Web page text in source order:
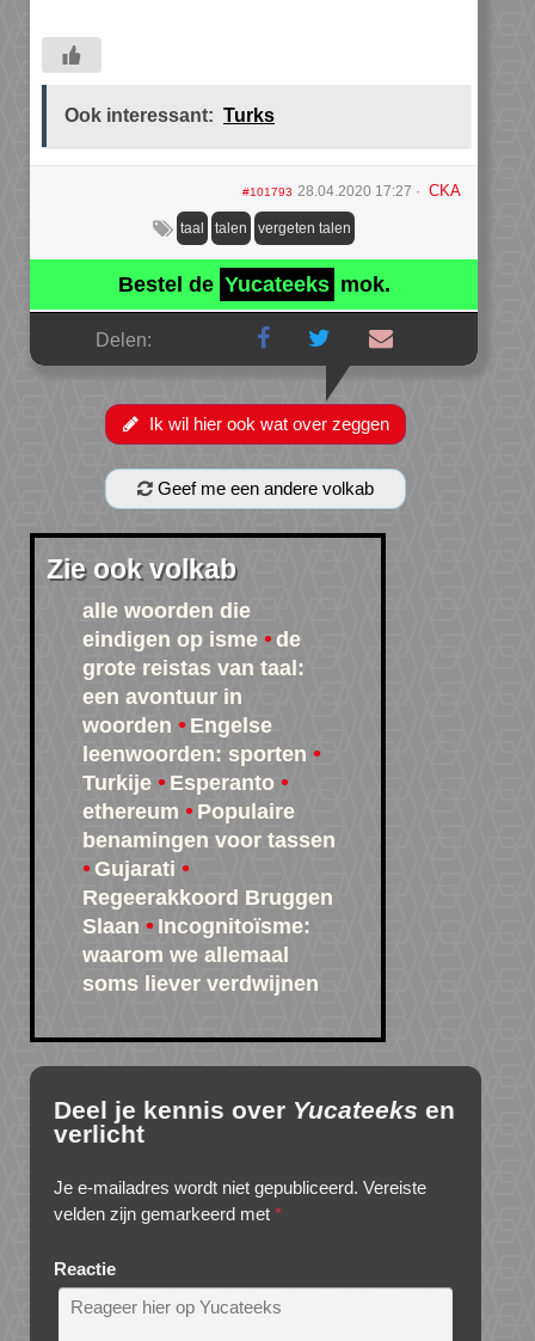
Ook interessant: Turks
#101793 28.04.2020 17:27 CKA
taal talen vergeten talen
Bestel de Yucateeks mok.
Delen:
Ik wil hier ook wat over zeggen
Geef me een andere volkab
Zie ook volkab
alle woorden die
eindigen op isme
de
grote reistas van taal:
een avontuur in
woorden
Engelse
leenwoorden: sporten
Turkije
Esperanto
ethereum
Populaire
benamingen voor tassen
Gujarati
Regeerakkoord Bruggen
Slaan
Incognitoïsme:
waarom we allemaal
soms liever verdwijnen
Deel je kennis over Yucateeks en
verlicht
Je e-mailadres wordt niet gepubliceerd. Vereiste
velden zijn gemarkeerd met *
Reactie